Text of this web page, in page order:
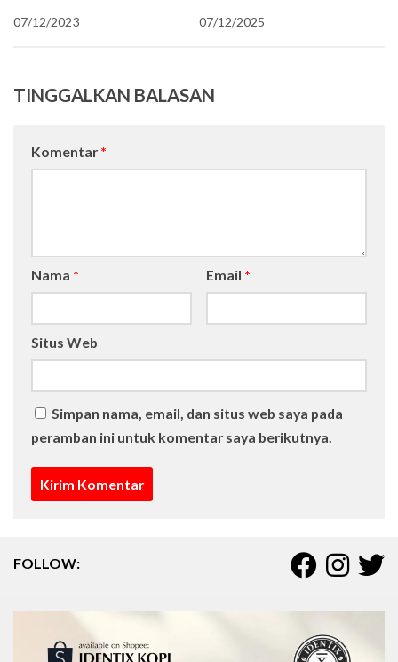
07/12/2023 07/12/2025
TINGGALKAN BALASAN
Komentar *
Nama * Email *
Situs Web
Simpan nama, email, dan situs web saya pada
peramban ini untuk komentar saya berikutnya.
FOLLOW: